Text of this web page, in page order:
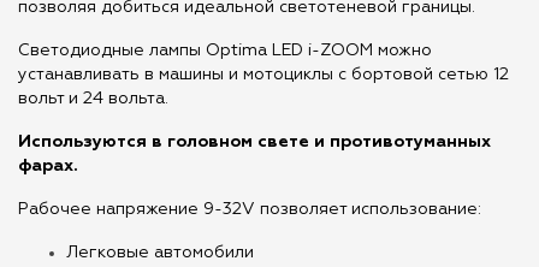
позволяя добиться идеальной светотеневой границы.
Светодиодные лампы Optima LED i-ZOOM можно
устанавливать в машины и мотоциклы с бортовой сетью 12
вольт и 24 вольта.
Используются в головном свете и противотуманных
фарах.
Рабочее напряжение 9-32V позволяет использование:
Легковые автомобили